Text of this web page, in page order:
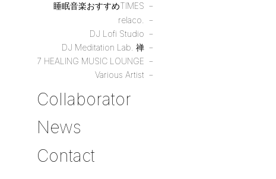
睡眠音楽おすすめTIMES
relaco.
DJ Lofi Studio
DJ Meditation Lab. 禅
7 HEALING MUSIC LOUNGE
Various Artist
Collaborator
News
Contact